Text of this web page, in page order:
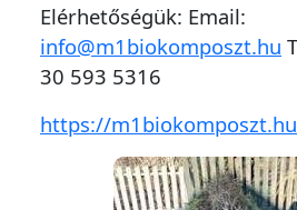
Elérhetőségük: Email:
info@m1biokomposzt.hu
30 593 5316
https://m1biokomposzt.hu